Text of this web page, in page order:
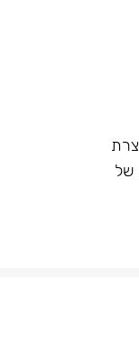
של